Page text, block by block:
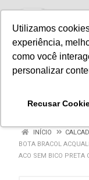
Utilizamos
experiência,
como você
personalizar
Recusar
INÍCIO
BOTA BRACOL
ACO SEM BICO PRETA